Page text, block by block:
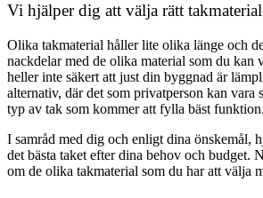
Vi hjälper dig att välja rätt
Olika takmaterial håller lite olika länge och
nackdelar med de olika material som du kan
heller inte säkert att just din byggnad är
alternativ, där det som privatperson kan vara
typ av tak som kommer att fylla bäst funktion.
I samråd med dig och enligt dina önskemål,
det bästa taket efter dina behov och budget.
om de olika takmaterial som du har att välja